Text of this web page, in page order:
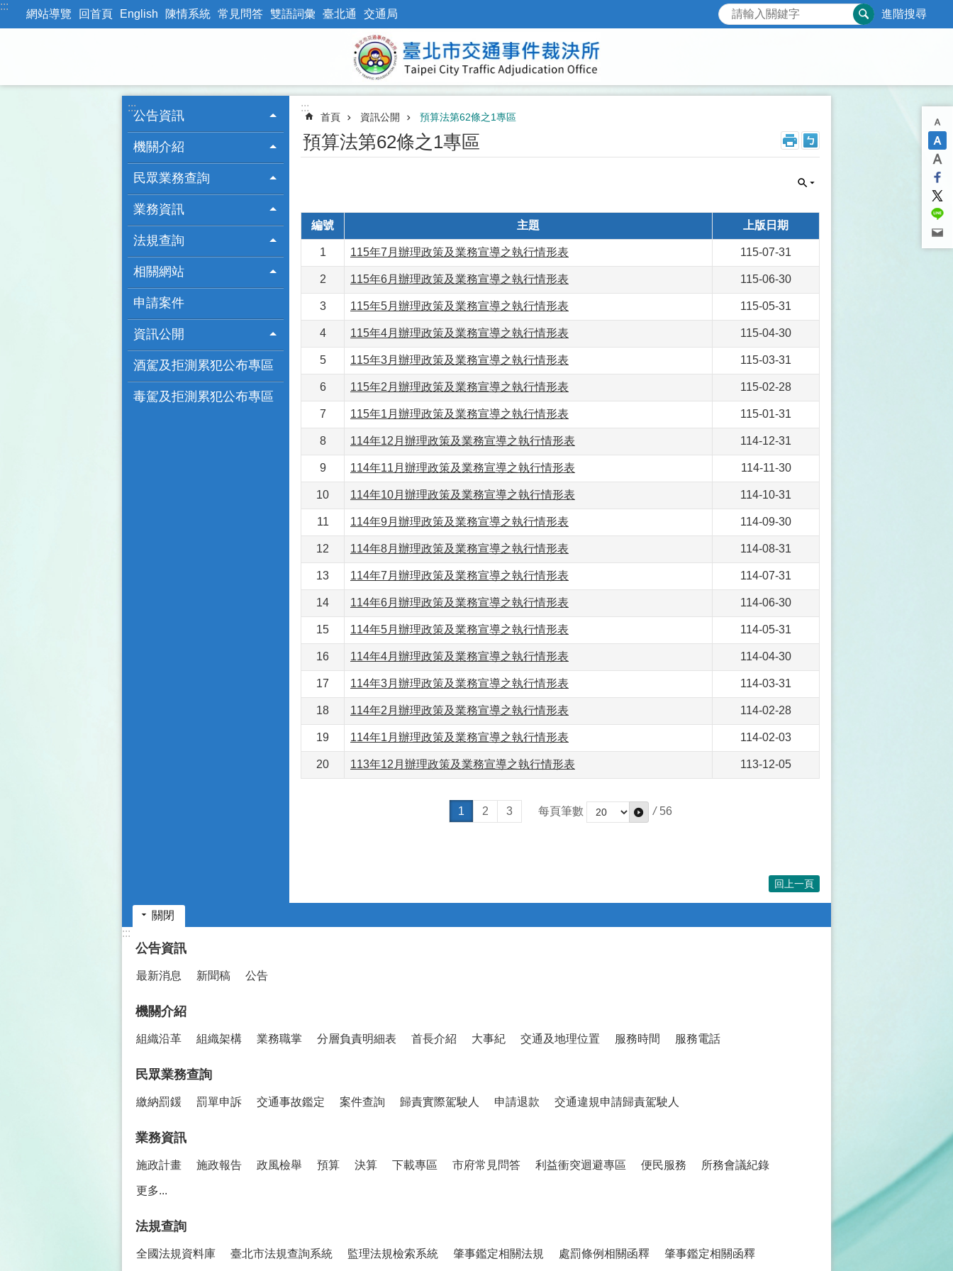
跳到主要內容區塊
:::
網站導覽 回首頁 English 陳情系統 常見問答 雙語詞彙 臺北通 交通局 進階搜尋
:::
公告資訊
機關介紹
民眾業務查詢
業務資訊
法規查詢
相關網站
申請案件
資訊公開
酒駕及拒測累犯公布專區
毒駕及拒測累犯公布專區
:::
首頁 資訊公開 預算法第62條之1專區
預算法第62條之1專區
編號 主題 上版日期
1 115年7月辦理政策及業務宣導之執行情形表 115-07-31
2 115年6月辦理政策及業務宣導之執行情形表 115-06-30
3 115年5月辦理政策及業務宣導之執行情形表 115-05-31
4 115年4月辦理政策及業務宣導之執行情形表 115-04-30
5 115年3月辦理政策及業務宣導之執行情形表 115-03-31
6 115年2月辦理政策及業務宣導之執行情形表 115-02-28
7 115年1月辦理政策及業務宣導之執行情形表 115-01-31
8 114年12月辦理政策及業務宣導之執行情形表 114-12-31
9 114年11月辦理政策及業務宣導之執行情形表 114-11-30
10 114年10月辦理政策及業務宣導之執行情形表 114-10-31
11 114年9月辦理政策及業務宣導之執行情形表 114-09-30
12 114年8月辦理政策及業務宣導之執行情形表 114-08-31
13 114年7月辦理政策及業務宣導之執行情形表 114-07-31
14 114年6月辦理政策及業務宣導之執行情形表 114-06-30
15 114年5月辦理政策及業務宣導之執行情形表 114-05-31
16 114年4月辦理政策及業務宣導之執行情形表 114-04-30
17 114年3月辦理政策及業務宣導之執行情形表 114-03-31
18 114年2月辦理政策及業務宣導之執行情形表 114-02-28
19 114年1月辦理政策及業務宣導之執行情形表 114-02-03
20 113年12月辦理政策及業務宣導之執行情形表 113-12-05
1 2 3 每頁筆數 / 56
回上一頁
關閉
:::
公告資訊
最新消息 新聞稿 公告
機關介紹
組織沿革 組織架構 業務職掌 分層負責明細表 首長介紹 大事紀 交通及地理位置 服務時間 服務電話
民眾業務查詢
繳納罰鍰 罰單申訴 交通事故鑑定 案件查詢 歸責實際駕駛人 申請退款 交通違規申請歸責駕駛人
業務資訊
施政計畫 施政報告 政風檢舉 預算 決算 下載專區 市府常見問答 利益衝突迴避專區 便民服務 所務會議紀錄
更多...
法規查詢
全國法規資料庫 臺北市法規查詢系統 監理法規檢索系統 肇事鑑定相關法規 處罰條例相關函釋 肇事鑑定相關函釋